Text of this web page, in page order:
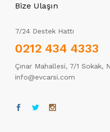
Bize Ulaşın
7/24 Destek Hattı
0212 434 4333
Çınar Mahallesi, 7/1 Sokak,
info@evcarsi.com